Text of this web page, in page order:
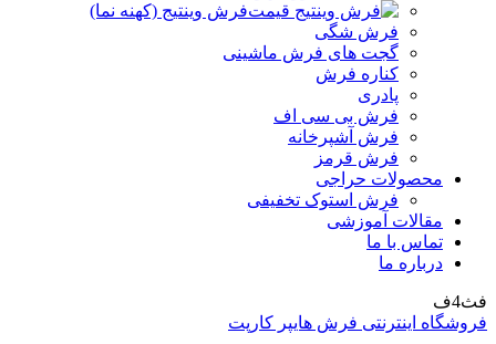
فرش وینتیج (کهنه نما)
فرش شگی
گجت های فرش ماشینی
کناره فرش
پادری
فرش بی سی اف
فرش آشپرخانه
فرش قرمز
محصولات حراجی
فرش استوک تخفیفی
مقالات آموزشی
تماس با ما
درباره ما
فث4ف
فروشگاه اینترنتی فرش هایپر کارپت